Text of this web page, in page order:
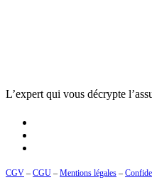
L’expert qui vous décrypte
CGV – CGU – Mentions légales –